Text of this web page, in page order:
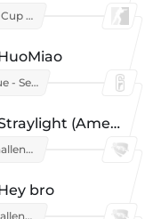
Xin Xin Esports Cup 2026
R6 Unite League - Season 1
Straylight (American team)
Bell Esports Challenge 2026
bro
Bell Esports Challenge 2026